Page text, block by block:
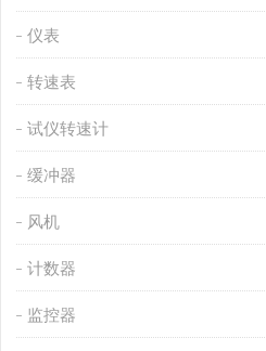
仪表
转速表
试仪转速计
缓冲器
风机
计数器
监控器